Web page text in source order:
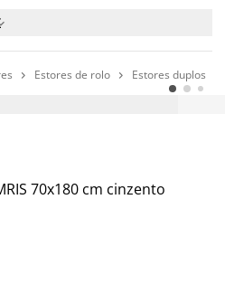
 Estores de rolo  Estores duplos
70x180 cm cinzento